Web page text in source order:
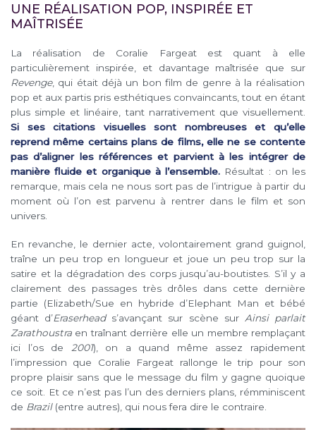
UNE RÉALISATION POP, INSPIRÉE ET
MAÎTRISÉE
La réalisation de Coralie Fargeat est quant à elle
particulièrement inspirée, et davantage maîtrisée que sur
Revenge, qui était déjà un bon film de genre à la réalisation
pop et aux partis pris esthétiques convaincants, tout en étant
plus simple et linéaire, tant narrativement que visuellement.
Si ses citations visuelles sont nombreuses et qu’elle
reprend même certains plans de films, elle ne se contente
pas d’aligner les références et parvient à les intégrer de
manière fluide et organique à l’ensemble. Résultat : on les
remarque, mais cela ne nous sort pas de l’intrigue à partir du
moment où l’on est parvenu à rentrer dans le film et son
univers.
En revanche, le dernier acte, volontairement grand guignol,
traîne un peu trop en longueur et joue un peu trop sur la
satire et la dégradation des corps jusqu’au-boutistes. S’il y a
clairement des passages très drôles dans cette dernière
partie (Elizabeth/Sue en hybride d’Elephant Man et bébé
géant d’Eraserheads’avançant sur scène sur Ainsi parlait
Zarathoustra en traînant derrière elle un membre remplaçant
ici l’os de 2001), on a quand même assez rapidement
l’impression que Coralie Fargeat rallonge le trip pour son
propre plaisir sans que le message du film y gagne quoique
ce soit. Et ce n’est pas l’un des derniers plans, rémminiscent
de Brazil(entre autres), qui nous fera dire le contraire.